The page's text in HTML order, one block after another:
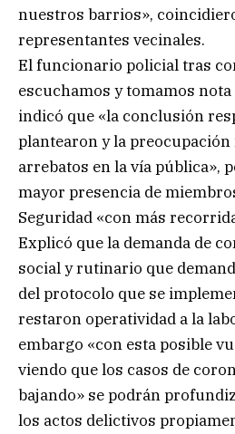
nuestros barrios»,
representantes vecinales.
El funcionario policial tras
escuchamos y tomamos
indicó que «la conclusión
plantearon y la
arrebatos en la vía pública»,
mayor presencia de
Seguridad «con más
Explicó que la demanda de
social y rutinario que
del protocolo que se
restaron operatividad a la
embargo «con esta posible
viendo que los casos de
bajando» se podrán
los actos delictivos